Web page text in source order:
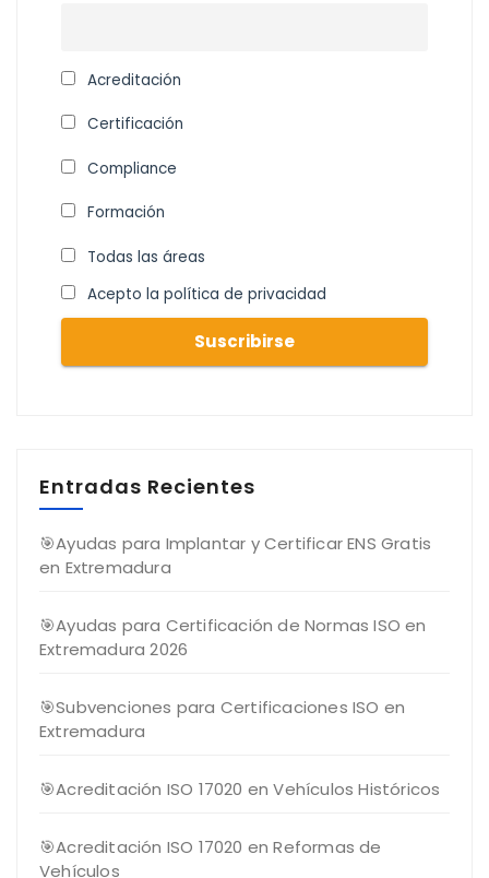
Acreditación
Certificación
Compliance
Formación
Todas las áreas
Acepto la política de privacidad
Entradas Recientes
🎯Ayudas para Implantar y Certificar ENS Gratis
en Extremadura
🎯Ayudas para Certificación de Normas ISO en
Extremadura 2026
🎯Subvenciones para Certificaciones ISO en
Extremadura
🎯Acreditación ISO 17020 en Vehículos Históricos
🎯Acreditación ISO 17020 en Reformas de
Vehículos